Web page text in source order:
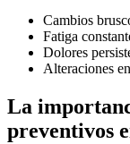
Cambios
Fatiga
Dolores
Alteraciones
La
preventivos